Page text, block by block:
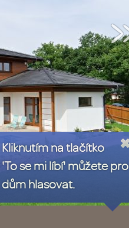
Kliknutím na tlačítko
'To se mi líbí' můžete pro
dům hlasovat.